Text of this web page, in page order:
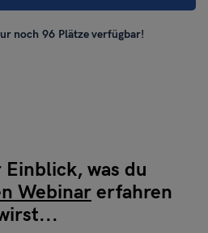
noch 96 Plätze verfügbar!
was du
Webinar erfahren